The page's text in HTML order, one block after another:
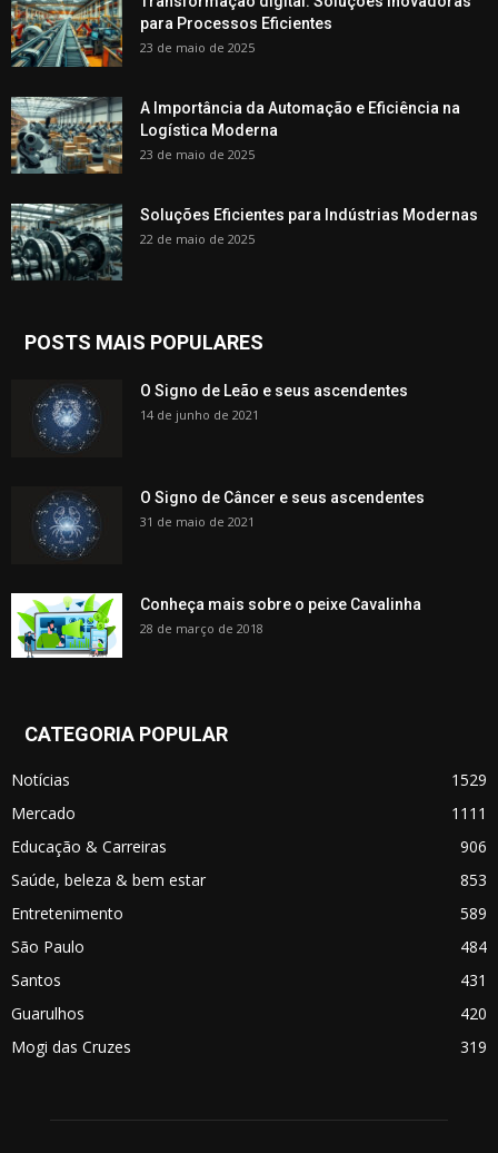
para Processos Eficientes
23 de maio de 2025
A Importância da Automação e Eficiência na
Logística Moderna
23 de maio de 2025
Soluções Eficientes para Indústrias Modernas
22 de maio de 2025
POSTS MAIS POPULARES
O Signo de Leão e seus ascendentes
14 de junho de 2021
O Signo de Câncer e seus ascendentes
31 de maio de 2021
Conheça mais sobre o peixe Cavalinha
28 de março de 2018
CATEGORIA POPULAR
Notícias
1529
Mercado
1111
Educação & Carreiras
906
Saúde, beleza & bem estar
853
Entretenimento
589
São Paulo
484
Santos
431
Guarulhos
420
Mogi das Cruzes
319